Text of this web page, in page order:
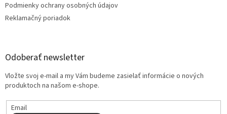
Podmienky ochrany osobných údajov
Reklamačný poriadok
Odoberať newsletter
Vložte svoj e-mail a my Vám budeme zasielať informácie o nových
produktoch na našom e-shope.
Email